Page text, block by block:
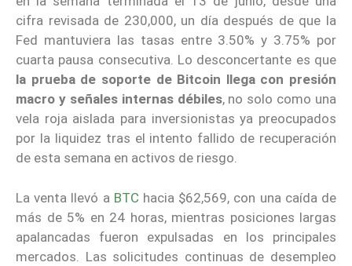
cifra revisada de 230,000, un día después de que la
Fed mantuviera las tasas entre 3.50% y 3.75% por
cuarta pausa consecutiva. Lo desconcertante es que
la prueba de soporte de Bitcoin llega con presión
macro y señales internas débiles, no solo como una
vela roja aislada para inversionistas ya preocupados
por la liquidez tras el intento fallido de recuperación
de esta semana en activos de riesgo.
La venta llevó a BTC hacia $62,569, con una caída de
más de 5% en 24 horas, mientras posiciones largas
apalancadas fueron expulsadas en los principales
mercados. Las solicitudes continuas de desempleo